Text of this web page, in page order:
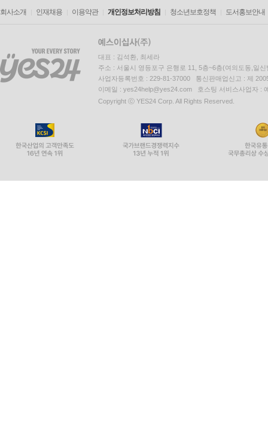
회사소개 인재채용 이용약관 개인정보처리방침 청소년보호정책 도서홍보안내
대표 : 김석환, 최세라
주소 : 서울시 영등포구 은행로 11, 5층~6층(여의도동,일신
사업자등록번호 : 229-81-37000 통신판매업신고 : 제
이메일 : yes24help@yes24.com 호스팅 서비스사업자 :
Copyright ⓒ YES24 Corp. All Rights Reserved.